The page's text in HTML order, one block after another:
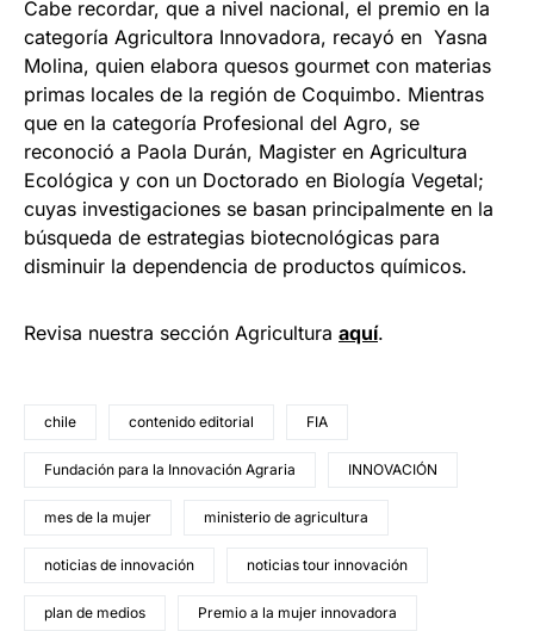
Cabe recordar, que a nivel nacional, el premio en la
categoría Agricultora Innovadora, recayó en Yasna
Molina, quien elabora quesos gourmet con materias
primas locales de la región de Coquimbo. Mientras
que en la categoría Profesional del Agro, se
reconoció a Paola Durán, Magister en Agricultura
Ecológica y con un Doctorado en Biología Vegetal;
cuyas investigaciones se basan principalmente en la
búsqueda de estrategias biotecnológicas para
disminuir la dependencia de productos químicos.
Revisa nuestra sección Agricultura aquí.
chile contenido editorial FIA
Fundación para la Innovación Agraria INNOVACIÓN
mes de la mujer ministerio de agricultura
noticias de innovación noticias tour innovación
plan de medios Premio a la mujer innovadora